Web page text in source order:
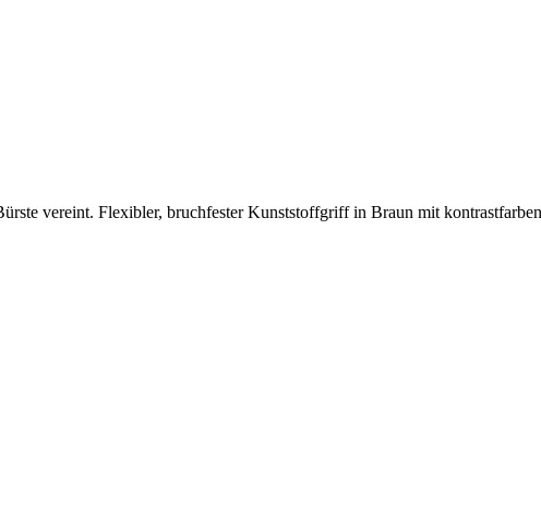
vereint. Flexibler, bruchfester Kunststoffgriff in Braun mit